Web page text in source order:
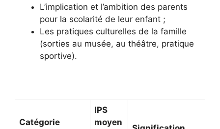
L’implication et l’ambition des parents
pour la scolarité de leur enfant ;
Les pratiques culturelles de la famille
(sorties au musée, au théâtre, pratique
sportive).
Catégorie
IPS
moyen